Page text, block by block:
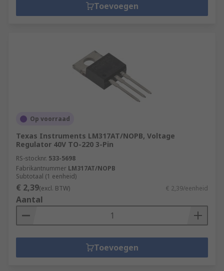
Toevoegen
Op voorraad
Texas Instruments LM317AT/NOPB, Voltage
Regulator 40V TO-220 3-Pin
RS-stocknr. 533-5698
Fabrikantnummer LM317AT/NOPB
Subtotaal (1 eenheid)
€ 2,39(excl. BTW) € 2,39/eenheid
Aantal
Toevoegen